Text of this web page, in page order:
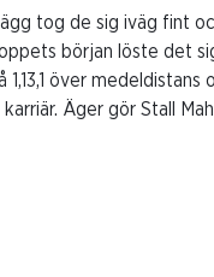
tog de sig iväg fint
början löste det
över
Äger gör Stall